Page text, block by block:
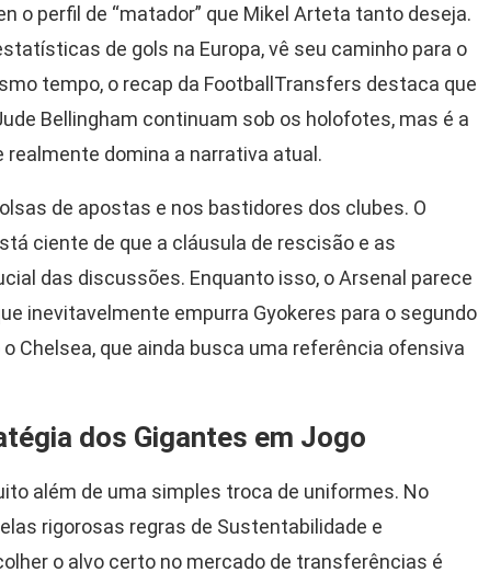
o perfil de “matador” que Mikel Arteta tanto deseja.
de gols na Europa, vê seu caminho para o
tempo, o recap da FootballTransfers destaca que
Bellingham continuam sob os holofotes, mas é a
domina a narrativa atual.
de apostas e nos bastidores dos clubes. O
ciente de que a cláusula de rescisão e as
das discussões. Enquanto isso, o Arsenal parece
inevitavelmente empurra Gyokeres para o segundo
Chelsea, que ainda busca uma referência ofensiva
dos Gigantes em Jogo
além de uma simples troca de uniformes. No
rigorosas regras de Sustentabilidade e
o alvo certo no mercado de transferências é